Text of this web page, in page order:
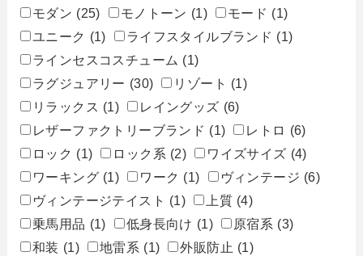
モダン (25) モノトーン (1) モード (1)
ユニーク (1) ライフスタイルブランド (1)
ラインセスコスチューム (1)
ラグジュアリー (30) リゾート (1)
リラックス (1) レイングッズ (6)
レザーファクトリーブランド (1) レトロ (6)
ロック (1) ロック系 (2) ワイズサイズ (4)
ワーキング (1) ワーク (1) ヴィンテージ (6)
ヴィンテージテイスト (1) 上質 (4)
乗馬用品 (1) 低身長向け (1) 原宿系 (3)
和装 (1) 地雷系 (1) 外販防止 (1)